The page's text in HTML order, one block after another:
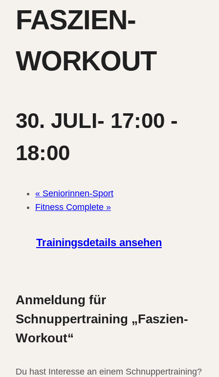
FASZIEN-
WORKOUT
30. JULI- 17:00 -
18:00
« Seniorinnen-Sport
Fitness Complete »
Trainingsdetails ansehen
Anmeldung für
Schnuppertraining „Faszien-
Workout“
Du hast Interesse an einem Schnuppertraining?